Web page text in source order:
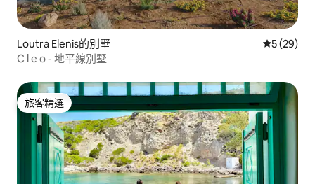
Loutra Elenis的別墅 從 29 則評
5 (29)
C l e o - 地平線別墅
旅客精選
旅客精選